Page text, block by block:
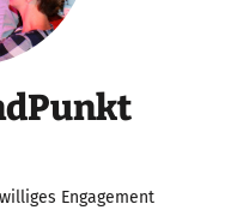
Engagement